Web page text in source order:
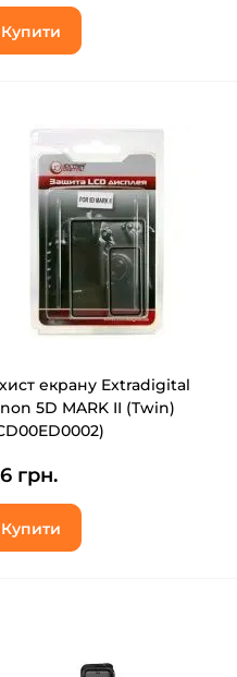
Купити
екрану Extradigital
5D MARK II (Twin)
грн.
Купити